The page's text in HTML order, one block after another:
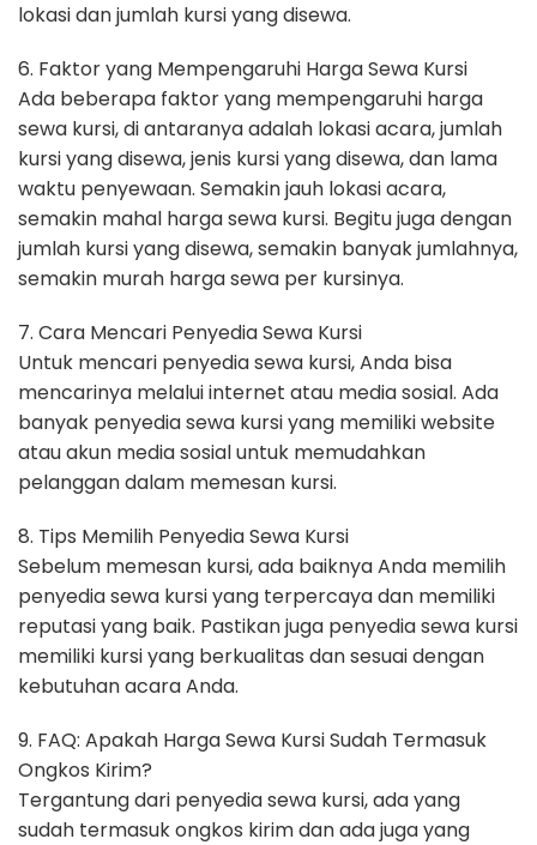
lokasi dan jumlah kursi yang disewa.
6. Faktor yang Mempengaruhi Harga Sewa Kursi
Ada beberapa faktor yang mempengaruhi harga
sewa kursi, di antaranya adalah lokasi acara, jumlah
kursi yang disewa, jenis kursi yang disewa, dan lama
waktu penyewaan. Semakin jauh lokasi acara,
semakin mahal harga sewa kursi. Begitu juga dengan
jumlah kursi yang disewa, semakin banyak jumlahnya,
semakin murah harga sewa per kursinya.
7. Cara Mencari Penyedia Sewa Kursi
Untuk mencari penyedia sewa kursi, Anda bisa
mencarinya melalui internet atau media sosial. Ada
banyak penyedia sewa kursi yang memiliki website
atau akun media sosial untuk memudahkan
pelanggan dalam memesan kursi.
8. Tips Memilih Penyedia Sewa Kursi
Sebelum memesan kursi, ada baiknya Anda memilih
penyedia sewa kursi yang terpercaya dan memiliki
reputasi yang baik. Pastikan juga penyedia sewa kursi
memiliki kursi yang berkualitas dan sesuai dengan
kebutuhan acara Anda.
9. FAQ: Apakah Harga Sewa Kursi Sudah Termasuk
Ongkos Kirim?
Tergantung dari penyedia sewa kursi, ada yang
sudah termasuk ongkos kirim dan ada juga yang